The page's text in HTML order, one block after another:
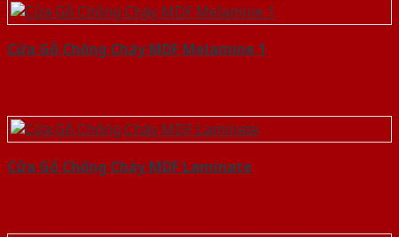
Cửa Gỗ Chống Cháy MDF Melamine 1
Cửa Gỗ Chống Cháy MDF Laminate